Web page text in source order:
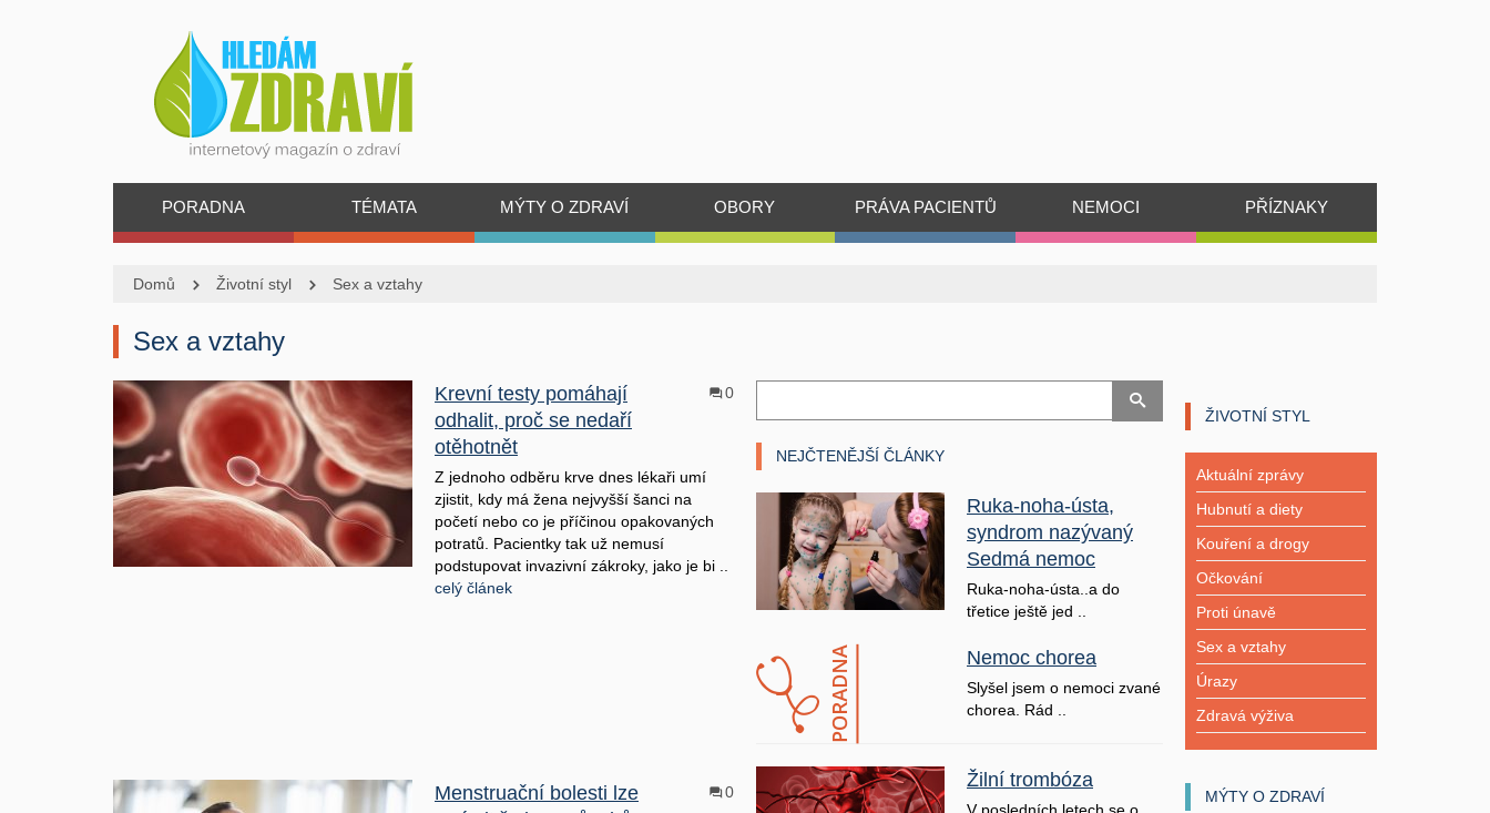
PORADNA TÉMATA MÝTY O ZDRAVÍ OBORY PRÁVA PACIENTŮ NEMOCI PŘÍZNAKY
Domů Životní styl Sex a vztahy
Sex a vztahy
Krevní testy pomáhají
odhalit, proč se nedaří
otěhotnět
0
Z jednoho odběru krve dnes lékaři umí
zjistit, kdy má žena nejvyšší šanci na
početí nebo co je příčinou opakovaných
potratů. Pacientky tak už nemusí
podstupovat invazivní zákroky, jako je bi ..
celý článek
Menstruační bolesti lze
0
NEJČTENĚJŠÍ ČLÁNKY
Ruka-noha-ústa,
syndrom nazývaný
Sedmá nemoc
Ruka-noha-ústa..a do
třetice ještě jed ..
Nemoc chorea
Slyšel jsem o nemoci zvané
chorea. Rád ..
Žilní trombóza
ŽIVOTNÍ STYL
Aktuální zprávy
Hubnutí a diety
Kouření a drogy
Očkování
Proti únavě
Sex a vztahy
Úrazy
Zdravá výživa
MÝTY O ZDRAVÍ